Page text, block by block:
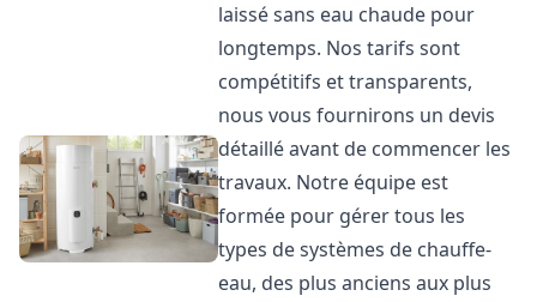
laissé sans eau chaude pour
longtemps. Nos tarifs sont
compétitifs et transparents,
nous vous fournirons un devis
détaillé avant de commencer les
travaux. Notre équipe est
formée pour gérer tous les
types de systèmes de chauffe-
eau, des plus anciens aux plus